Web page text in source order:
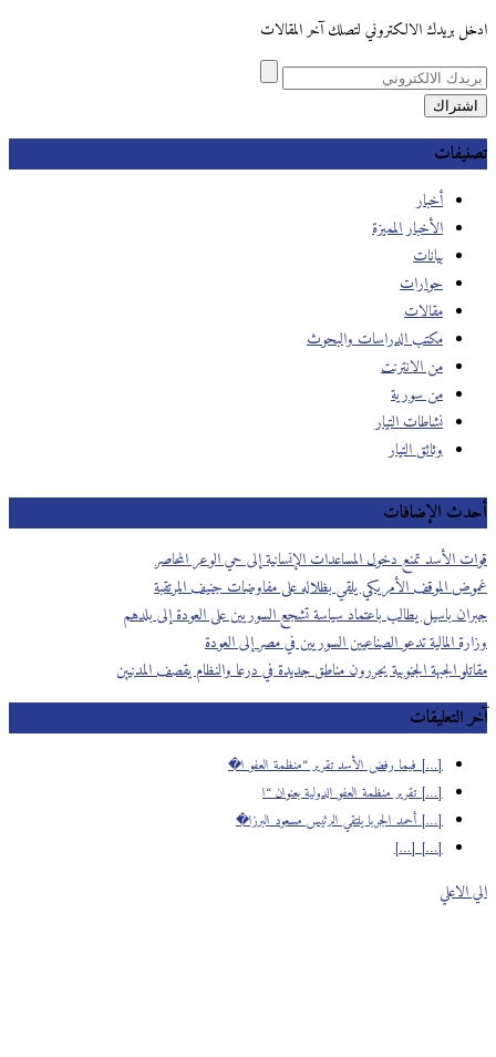
ادخل بريدك الالكتروني لتصلك آخر المقالات
تصنيفات
أخبار
الأخبار المميزة
بيانات
حوارات
مقالات
مكتب الدراسات والبحوث
من الانترنت
من سورية
نشاطات التيار
وثائق التيار
أحدث الإضافات
قوات الأسد تمنع دخول المساعدات الإنسانية إلى حي الوعر المحاصر
غموض الموقف الأمريكي يلقي بظلاله على مفاوضات جنيف المرتقبة
جبران باسيل يطالب باعتماد سياسة تشجع السوريين على العودة إلى بلدهم
وزارة المالية تدعو الصناعيين السوريين في مصر إلى العودة
مقاتلو الجبهة الجنوبية يحررون مناطق جديدة في درعا والنظام يقصف المدنيين
آخر التعليقات
[…] فيما رفض الأسد تقرير “منظمة العفو ا�
[…] تقرير منظمة العفو الدولية بعنوان “ا
[…] أحمد الجربا يلتقي الرئيس مسعود البرزا�
[…] […]
الي الاعلي